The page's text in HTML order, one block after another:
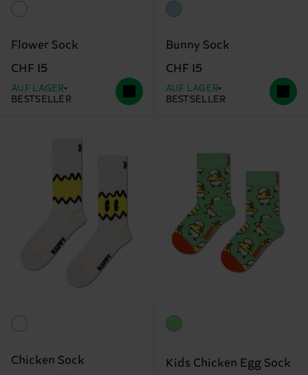
Flower Sock
CHF 15
AUF LAGER
BESTSELLER
Bunny Sock
CHF 15
AUF LAGER
BESTSELLER
Chicken Sock
Kids Chicken Egg Sock